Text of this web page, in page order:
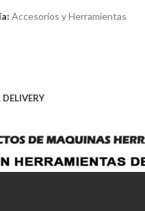
Accesorios y Herramientas